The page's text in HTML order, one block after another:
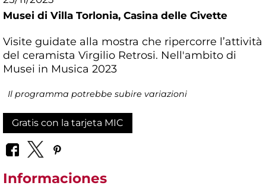
Musei di Villa Torlonia, Casina delle Civette
Visite guidate alla mostra che ripercorre l’attività
del ceramista Virgilio Retrosi. Nell'ambito di
Musei in Musica 2023
Il programma potrebbe subire variazioni
Gratis con la tarjeta MIC
Informaciones